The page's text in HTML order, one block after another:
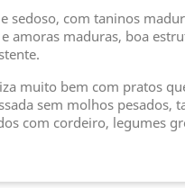
sedoso, com taninos
amoras maduras, boa
muito bem com pratos
sem molhos pesados,
com cordeiro, legumes